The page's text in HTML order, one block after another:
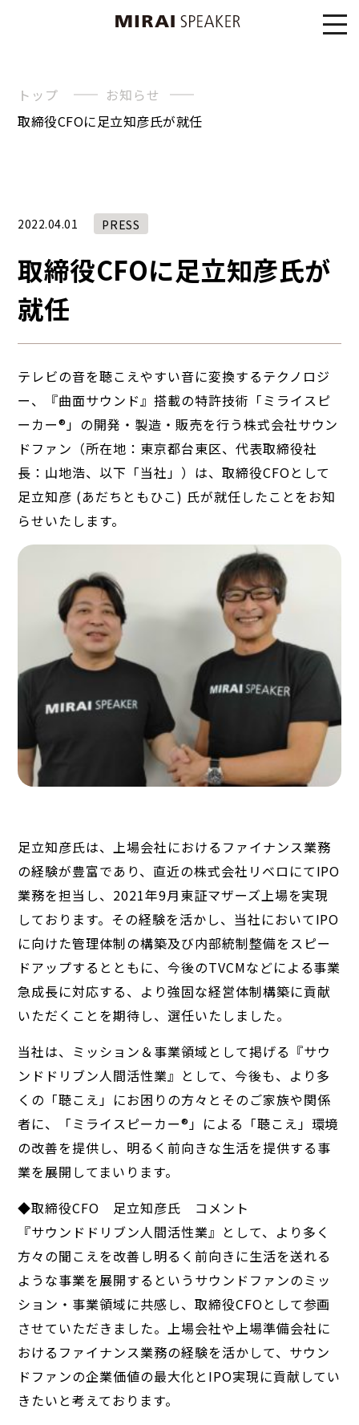
トップ
お知らせ
取締役CFOに足立知彦氏が就任
2022.04.01 PRESS
取締役CFOに足立知彦氏が
就任
テレビの音を聴こえやすい音に変換するテクノロジ
ー、『曲面サウンド』搭載の特許技術「ミライスピ
ーカー®」の開発・製造・販売を行う株式会社サウン
ドファン（所在地：東京都台東区、代表取締役社
長：山地浩、以下「当社」）は、取締役CFOとして
足立知彦 (あだちともひこ) 氏が就任したことをお知
らせいたします。
足立知彦氏は、上場会社におけるファイナンス業務
の経験が豊富であり、直近の株式会社リベロにてIPO
業務を担当し、2021年9月東証マザーズ上場を実現
しております。その経験を活かし、当社においてIPO
に向けた管理体制の構築及び内部統制整備をスピー
ドアップするとともに、今後のTVCMなどによる事業
急成長に対応する、より強固な経営体制構築に貢献
いただくことを期待し、選任いたしました。
当社は、ミッション＆事業領域として掲げる『サウ
ンドドリブン人間活性業』として、今後も、より多
くの「聴こえ」にお困りの方々とそのご家族や関係
者に、「ミライスピーカー®️」による「聴こえ」環境
の改善を提供し、明るく前向きな生活を提供する事
業を展開してまいります。
◆取締役CFO 足立知彦氏 コメント
『サウンドドリブン人間活性業』として、より多く
方々の聞こえを改善し明るく前向きに生活を送れる
ような事業を展開するというサウンドファンのミッ
ション・事業領域に共感し、取締役CFOとして参画
させていただきました。上場会社や上場準備会社に
おけるファイナンス業務の経験を活かして、サウン
ドファンの企業価値の最大化とIPO実現に貢献してい
きたいと考えております。